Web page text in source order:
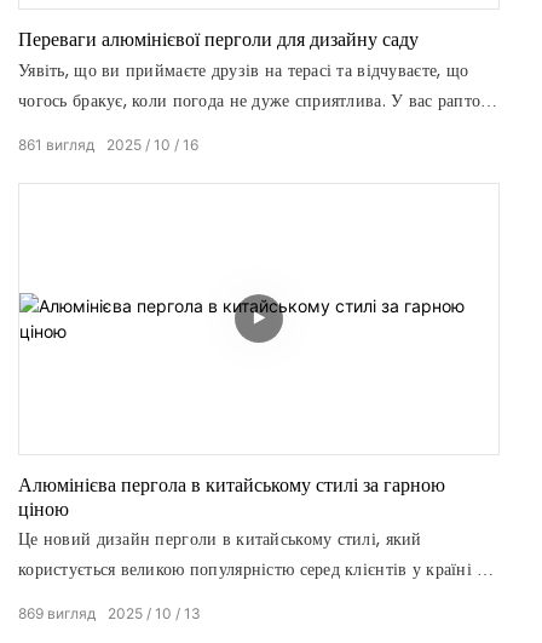
Переваги алюмінієвої перголи для дизайну саду
Уявіть, що ви приймаєте друзів на терасі та відчуваєте, що
чогось бракує, коли погода не дуже сприятлива. У вас раптом
китайська пергола з жалюзі дозволить вам максимально
використати ваш сад, і який дизайн для цього потрібен?
2025 10 16
861 вигляд
Алюмінієва пергола в китайському стилі за гарною
ціною
Це новий дизайн перголи в китайському стилі, який
користується великою популярністю серед клієнтів у країні та
поєднує в собі китайські східні елементи з дизайном перголи.
2025 10 13
869 вигляд